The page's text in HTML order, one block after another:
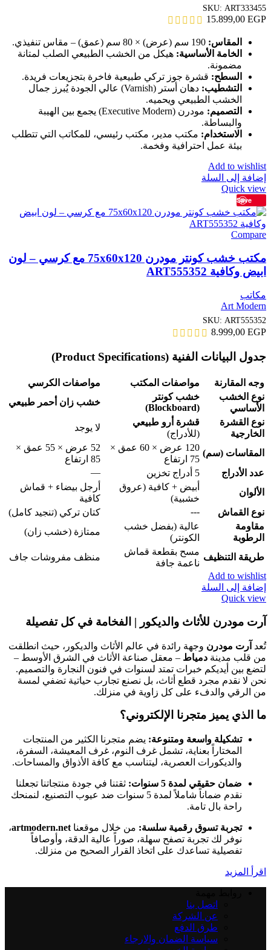
SKU: ART333455
15.899,00 EGP
المقاس:
الخامة الأساسية: هيكل من الخشب الطبيعي الصلب لمتانة
مضمونة.
السطح: قشرة جوز تركي طبيعية فاخرة بتجزيعات فريدة.
التشطيب:
دهان أستر (Varnish) عالي الجودة يُبرز جمال
الخشب الطبيعي ويحميه.
التصميم:
مودرن (Executive Modern) يجمع بين الهيبة
والبساطة.
الاستخدام: مكتب مدير، مكتب رئيسي، للمكاتب التي تتطلب
بيئة عمل احترافية وفخمة.
Add to wishlist
إضافة إلى السلة
Quick view
Save
Compare
مكتب خشب كونتر مودرن 75x60x120 مع كرسي – لون
ابيض وكافية ART555352
مكاتب
Art Modern
SKU: ART555352
8.999,00 EGP
جدول البيانات الفنية (Product Specifications)
وجه المقارنة مواصفات المكتب
مواصفات الكرسي
نوع الخشب
الأساسي
خشب كونتر
(Blockboard)
خشب زان أحمر طبيعي
نوع القشرة
الخارجية
قشرة أرو طبيعي
(للأدراج)
لا يوجد
المقاسات (سم)
120 عرض × 60 عمق ×
75 ارتفاع
52 عرض × 55 عمق ×
85 ارتفاع
عدد الأدراج
5 أدراج تخزين
—
الألوان
أبيض + كافية (عروق
خشبية)
أرجل بيضاء + قماش
كافية
نوع القماش
---
كتان تركي (تنجيد كامل)
مقاومة
الرطوبة
عالية (بفضل خشب
الكونتر)
ممتازة (خشب زان)
طريقة التنظيف
مسح بقطعة قماش
ناعمة جافة
منظف مفروشات جاف
Add to wishlist
إضافة إلى السلة
Quick view
آرت مودرن للأثاث والديكور | الفخامة في كل تفصيلة
تُعد آرت مودرن وجهة رائدة في عالم الأثاث والديكور، حيث انطلقت
من قلب مدينة دمياط – معقل صناعة الأثاث في الشرق الأوسط –
لتضع بين أيديكم خبرات تمتد لسنوات في فنون النجارة والتصميم.
نحن لا نقدم مجرد قطع أثاث، بل نصنع تجارب حياتية تضفي لمسة
من الرقي والدفء على كل زاوية في منزلك.
ما الذي يميز متجرنا الإلكتروني؟
تشكيلة واسعة ومتنوعة: يضم متجرنا الكثير من المنتجات
المختاراً بعناية، تشمل غرف النوم، غرف المعيشة، السفرة،
والديكورات العصرية، ليتناسب مع كافة الأذواق والمساحات.
ضمان حقيقي لمدة 5 سنوات:
ثقتنا في جودة منتجاتنا تجعلنا
نقدم ضماناً شاملاً لمدة 5 سنوات ضد عيوب التصنيع، لنمنحك
راحة بال تامة.
تجربة تسوق رقمية سلسة: من خلال موقعنا artmodern.net،
نوفر لك تجربة تصفح سهلة، صوراً عالية الدقة، وأوصافاً
تفصيلية تساعدك على اتخاذ القرار الصحيح من منزلك.
اقرأ المزيد
اتصل بنا
عن الشركة
طرق الدفع
سياسة الضمان والارجاء